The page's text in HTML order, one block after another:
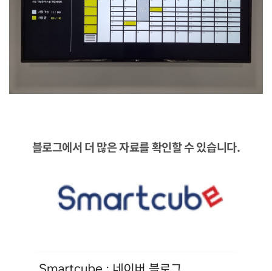
블로그에서더 많은 자료를확인할 수 있습니다.